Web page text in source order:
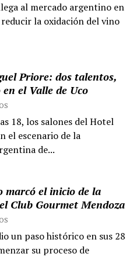
al mercado argentino en
la oxidación del vino
Priore: dos talentos,
el Valle de Uco
18, los salones del Hotel
el escenario de la
de...
marcó el inicio de la
Club Gourmet Mendoza
un paso histórico en sus 28
su proceso de